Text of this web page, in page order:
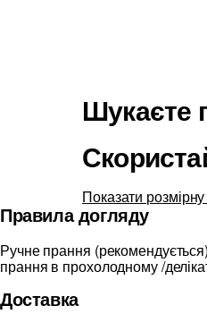
Шукаєте
Показати розмірну
Правила догляду
Ручне прання
прання в прохолодному /
Доставка